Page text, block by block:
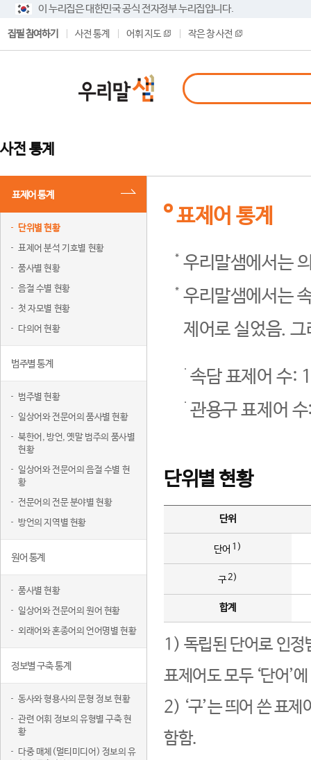
이 누리집은 대한민국 공식 전자정부 누리집입니다.
집필 참여하기 사전 통계 어휘 지도 작은 창 사전
사전 통계
표제어 통계
단위별 현황
표제어 분석 기호별 현황
품사별 현황
음절 수별 현황
첫 자모별 현황
다의어 현황
범주별 통계
범주별 현황
일상어와 전문어의 품사별 현황
북한어, 방언, 옛말 범주의 품사별
현황
일상어와 전문어의 음절 수별 현
황
전문어의 전문 분야별 현황
방언의 지역별 현황
원어 통계
품사별 현황
일상어와 전문어의 원어 현황
외래어와 혼종어의 언어명별 현황
정보별 구축 통계
동사와 형용사의 문형 정보 현황
관련 어휘 정보의 유형별 구축 현
황
다중 매체(멀티미디어) 정보의 유
표제어 통계
우리말샘에서는
우리말샘에서는
제어로 실었음.
속담 표제어 수:
관용구 표제어
단위별 현황
단위
단어 1)
구2)
합계
1) 독립된 단어로 인정
표제어도 모두 ‘단어’
2) ‘구’는 띄어 쓴 표
함함.